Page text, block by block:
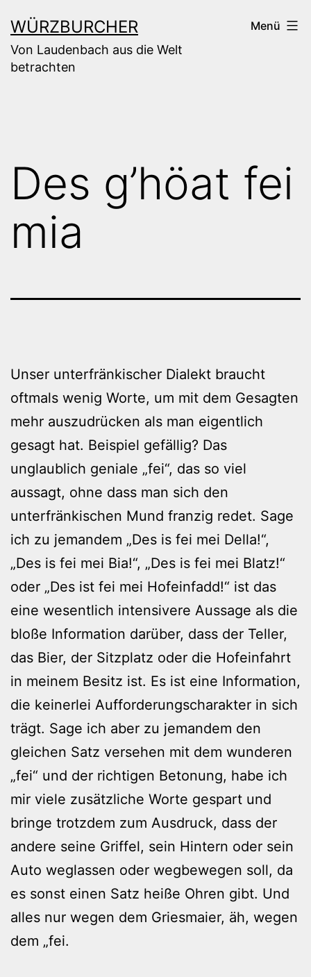
Inhalt
springen
WÜRZBURCHER
Von Laudenbach aus die Welt
betrachten
Menü
Des g’höat fei
mia
Unser unterfränkischer Dialekt braucht
oftmals wenig Worte, um mit dem Gesagten
mehr auszudrücken als man eigentlich
gesagt hat. Beispiel gefällig? Das
unglaublich geniale „fei“, das so viel
aussagt, ohne dass man sich den
unterfränkischen Mund franzig redet. Sage
ich zu jemandem „Des is fei mei Della!“,
„Des is fei mei Bia!“, „Des is fei mei Blatz!“
oder „Des ist fei mei Hofeinfadd!“ ist das
eine wesentlich intensivere Aussage als die
bloße Information darüber, dass der Teller,
das Bier, der Sitzplatz oder die Hofeinfahrt
in meinem Besitz ist. Es ist eine Information,
die keinerlei Aufforderungscharakter in sich
trägt. Sage ich aber zu jemandem den
gleichen Satz versehen mit dem wunderen
„fei“ und der richtigen Betonung, habe ich
mir viele zusätzliche Worte gespart und
bringe trotzdem zum Ausdruck, dass der
andere seine Griffel, sein Hintern oder sein
Auto weglassen oder wegbewegen soll, da
es sonst einen Satz heiße Ohren gibt. Und
alles nur wegen dem Griesmaier, äh, wegen
dem „fei.